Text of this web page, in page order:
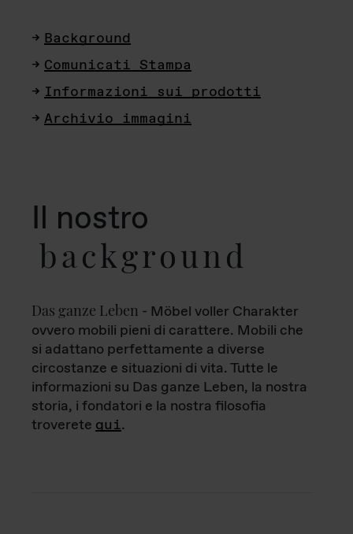
Background
Comunicati Stampa
Informazioni sui prodotti
Archivio immagini
Il nostro
background
Das ganze Leben - Möbel voller Charakter
ovvero mobili pieni di carattere. Mobili che
si adattano perfettamente a diverse
circostanze e situazioni di vita. Tutte le
informazioni su Das ganze Leben, la nostra
storia, i fondatori e la nostra filosofia
troverete qui.